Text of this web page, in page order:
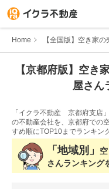
はじめての方へ
不動産会社を探す
物件の価格を知る
Home 【全国版】空き家
【京都府版】 空き
屋さん
「イクラ不動産 京都府支店
の不動産会社を、 京都府での
すめ順にTOP10までランキン
「地域別」
さんランキング